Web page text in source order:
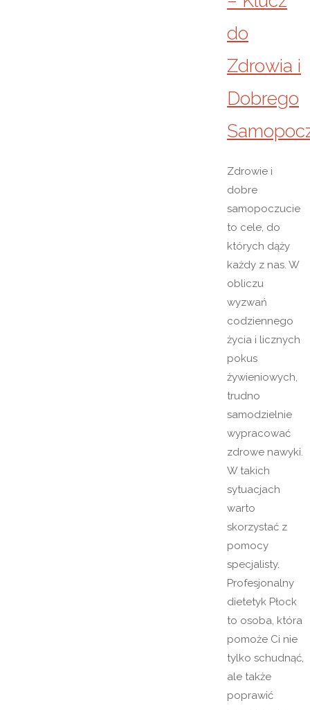
do
Zdrowia i
Dobrego
Zdrowie i
dobre
samopoczucie
to cele, do
których dąży
każdy z nas. W
obliczu
wyzwań
codziennego
życia i licznych
pokus
żywieniowych,
trudno
samodzielnie
wypracować
zdrowe nawyki.
W takich
sytuacjach
warto
skorzystać z
pomocy
specjalisty.
Profesjonalny
dietetyk Płock
to osoba, która
pomoże Ci nie
tylko schudnąć,
ale także
poprawić